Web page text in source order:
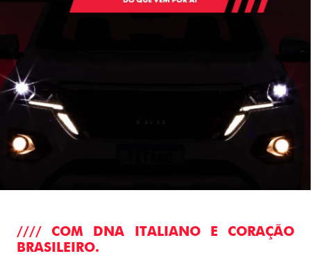
//// COM DNA ITALIANO E CORAÇÃO
BRASILEIRO.